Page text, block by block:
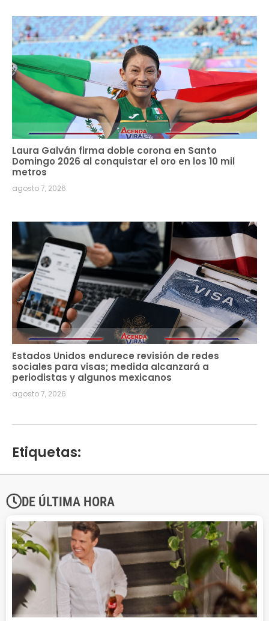
Laura Galván firma doble corona en Santo
Domingo 2026 al conquistar el oro en los 10 mil
metros
agosto 7, 2026
Estados Unidos endurece revisión de redes
sociales para visas; medida alcanzará a
periodistas y algunos mexicanos
agosto 7, 2026
Etiquetas:
DE ÚLTIMA HORA